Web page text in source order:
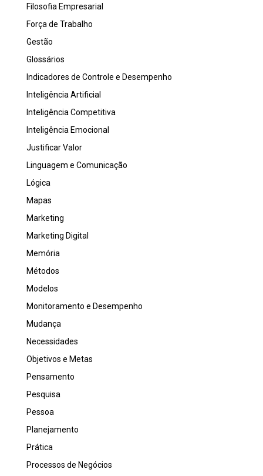
Filosofia Empresarial
Força de Trabalho
Gestão
Glossários
Indicadores de Controle e Desempenho
Inteligência Artificial
Inteligência Competitiva
Inteligência Emocional
Justificar Valor
Linguagem e Comunicação
Lógica
Mapas
Marketing
Marketing Digital
Memória
Métodos
Modelos
Monitoramento e Desempenho
Mudança
Necessidades
Objetivos e Metas
Pensamento
Pesquisa
Pessoa
Planejamento
Prática
Processos de Negócios